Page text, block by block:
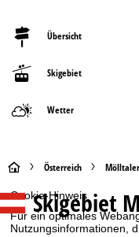
Cookie-Hinweis
Für ein optimales
Nutzungsinformationen,
Übersicht
Skigebiet
Wetter
S
t
a
Österreich
Skigebiet